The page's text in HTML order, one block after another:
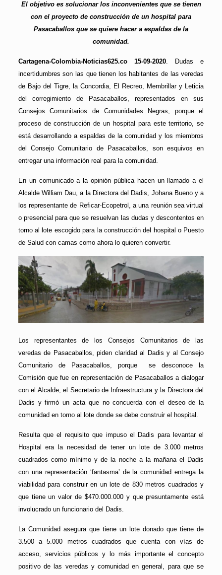
El objetivo es solucionar los inconvenientes que se tienen
con el proyecto de construcción de un hospital para
Pasacaballos que se quiere hacer a espaldas de la
comunidad.
Cartagena-Colombia-Noticias625.co 15-09-2020. Dudas e
incertidumbres son las que tienen los habitantes de las veredas
de Bajo del Tigre, la Concordia, El Recreo, Membrillar y Leticia
del corregimiento de Pasacaballos, representados en sus
Consejos Comunitarios de Comunidades Negras, porque el
proceso de construcción de un hospital para este territorio, se
está desarrollando a espaldas de la comunidad y los miembros
del Consejo Comunitario de Pasacaballos, son esquivos en
entregar una información real para la comunidad.
En un comunicado a la opinión pública hacen un llamado a el
Alcalde William Dau, a la Directora del Dadis, Johana Bueno y a
los representante de Reficar-Ecopetrol, a una reunión sea virtual
o presencial para que se resuelvan las dudas y descontentos en
torno al lote escogido para la construcción del hospital o Puesto
de Salud con camas como ahora lo quieren convertir.
Los representantes de los Consejos Comunitarios de las
veredas de Pasacaballos, piden claridad al Dadis y al Consejo
Comunitario de Pasacaballos, porque se desconoce la
Comisión que fue en representación de Pasacaballos a dialogar
con el Alcalde, el Secretario de Infraestructura y la Directora del
Dadis y firmó un acta que no concuerda con el deseo de la
comunidad en torno al lote donde se debe construir el hospital.
Resulta que el requisito que impuso el Dadis para levantar el
Hospital era la necesidad de tener un lote de 3.000 metros
cuadrados como mínimo y de la noche a la mañana el Dadis
con una representación ‘fantasma’ de la comunidad entrega la
viabilidad para construir en un lote de 830 metros cuadrados y
que tiene un valor de $470.000.000 y que presuntamente está
involucrado un funcionario del Dadis.
La Comunidad asegura que tiene un lote donado que tiene de
3.500 a 5.000 metros cuadrados que cuenta con vías de
acceso, servicios públicos y lo más importante el concepto
positivo de las veredas y comunidad en general, para que se